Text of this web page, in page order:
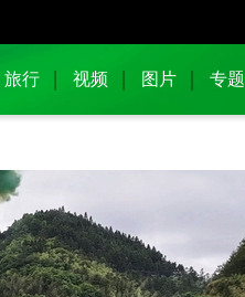
旅行 视频 图片 专题